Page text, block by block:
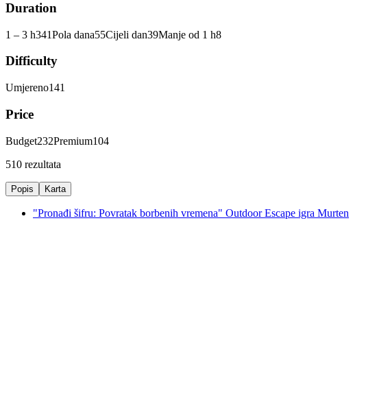
Duration
1 – 3 h341Pola dana55Cijeli dan39Manje od 1 h8
Difficulty
Umjereno141
Price
Budget232Premium104
510 rezultata
Popis Karta
"Pronađi šifru: Povratak borbenih vremena" Outdoor Escape igra Murten